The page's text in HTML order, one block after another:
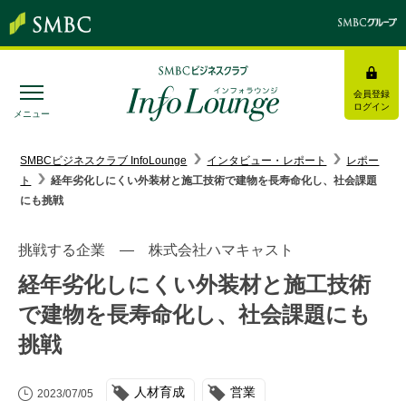
メニュー
会員登録
ログイン
みんなの研修
トピックス＆インフォメーション
お役立ち情報
インタビュー・レポート
SMBCビジネスクラブ InfoLounge インタビュー・レポート
レポー
ト
経年劣化しにくい外装材と施工技術で建物を長寿命化し、社会課題
にも挑戦
挑戦する企業 ― 株式会社ハマキャスト
経年劣化しにくい外装材と施工技術
で建物を長寿命化し、社会課題にも
挑戦
2023/07/05 人材育成 営業